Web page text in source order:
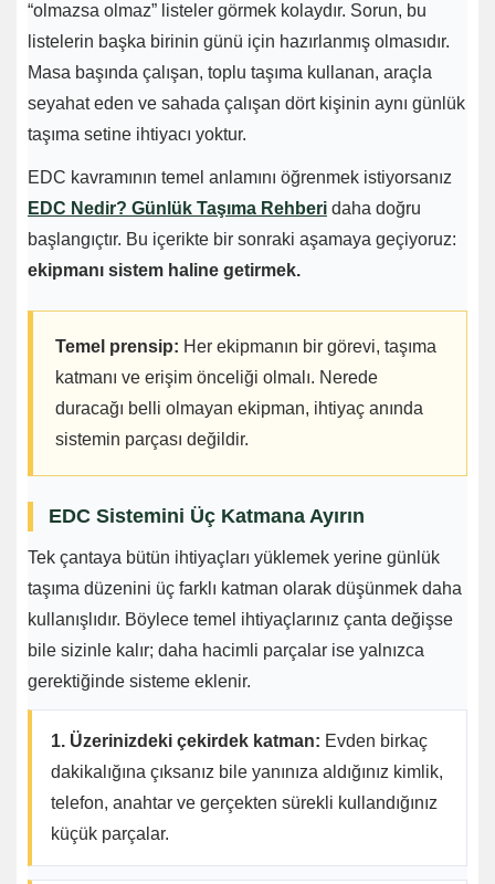
“olmazsa olmaz” listeler görmek kolaydır. Sorun, bu
listelerin başka birinin günü için hazırlanmış olmasıdır.
Masa başında çalışan, toplu taşıma kullanan, araçla
seyahat eden ve sahada çalışan dört kişinin aynı günlük
taşıma setine ihtiyacı yoktur.
EDC kavramının temel anlamını öğrenmek istiyorsanız
EDC Nedir? Günlük Taşıma Rehberi daha doğru
başlangıçtır. Bu içerikte bir sonraki aşamaya geçiyoruz:
ekipmanı sistem haline getirmek.
Temel prensip: Her ekipmanın bir görevi, taşıma
katmanı ve erişim önceliği olmalı. Nerede
duracağı belli olmayan ekipman, ihtiyaç anında
sistemin parçası değildir.
EDC Sistemini Üç Katmana Ayırın
Tek çantaya bütün ihtiyaçları yüklemek yerine günlük
taşıma düzenini üç farklı katman olarak düşünmek daha
kullanışlıdır. Böylece temel ihtiyaçlarınız çanta değişse
bile sizinle kalır; daha hacimli parçalar ise yalnızca
gerektiğinde sisteme eklenir.
1. Üzerinizdeki çekirdek katman: Evden birkaç
dakikalığına çıksanız bile yanınıza aldığınız kimlik,
telefon, anahtar ve gerçekten sürekli kullandığınız
küçük parçalar.